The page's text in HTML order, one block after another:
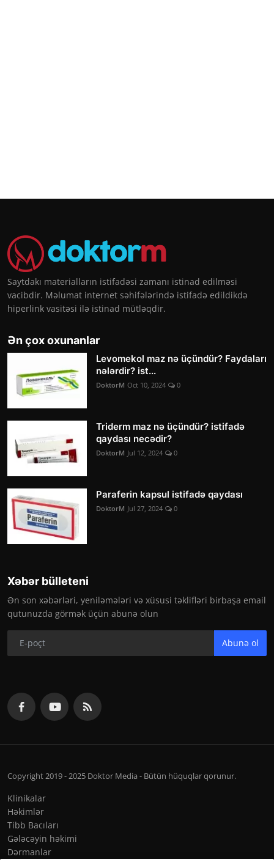
Saytdakı materialların istifadəsi zamanı istinad edilməsi
vacibdir. Məlumat internet səhifələrində istifadə edildikdə
hiperlink vasitəsi ilə istinad mütləqdir.
Ən çox oxunanlar
Levomekol maz nə üçündür? Faydaları
nələrdir? ist...
DoktorM Oct 10, 2024 0
Triderm maz nə üçündür? istifadə
qaydası necədir?
DoktorM Jul 12, 2024 0
Paraferin kapsul istifadə qaydası
DoktorM Jul 27, 2024 0
Xəbər bülleteni
Ən son xəbərləri, yeniləmələri və xüsusi təklifləri birbaşa email
qutunuzda görmək üçün abunə olun
Abunə ol
Copyright 2019 - 2025 Doktor Media - Bütün hüquqlar qorunur.
Klinikalar
Həkimlər
Tibb Bacıları
Gələcəyin həkimi
Dərmanlar